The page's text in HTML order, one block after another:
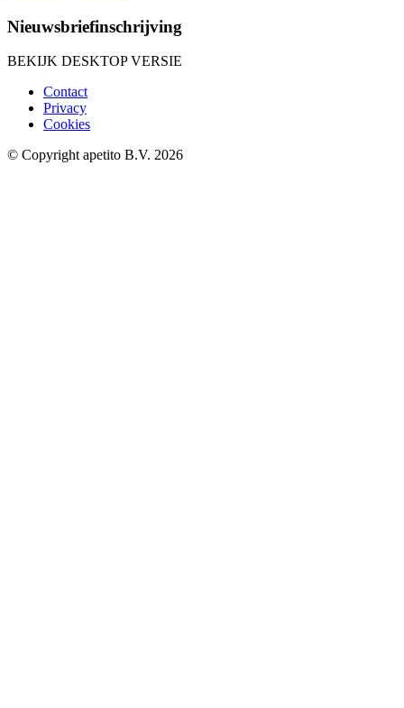
Nieuwsbriefinschrijving
BEKIJK DESKTOP VERSIE
Contact
Privacy
Cookies
© Copyright apetito B.V. 2026